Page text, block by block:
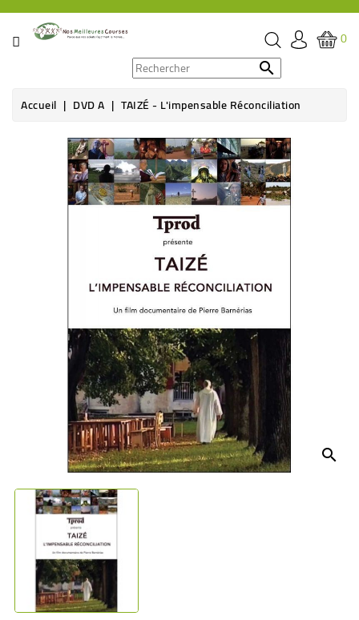
CATÉGORIE
ÉPICERIE
CULTUREL
0

Accueil DVD A
TAIZÉ - L'impensable Réconciliation
Rupture de stock
search